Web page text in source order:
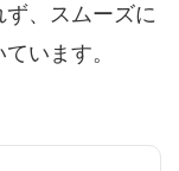
、スムーズに
います。